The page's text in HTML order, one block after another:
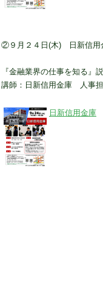
②９月２４日(木) 日新信用
『金融業界の仕事を知る』
講師：日新信用金庫 人事
日新信用金庫